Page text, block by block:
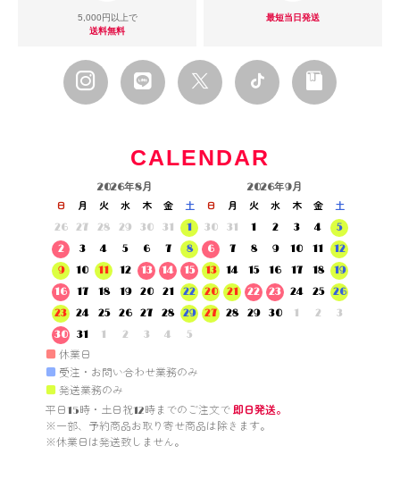
5,000円以上で
送料無料
最短当日発送
CALENDAR
2026年8月
日 月 火 水 木 金
土
26
27 28 29 30 31
1
2
3 4 5 6 7
8
9
10 11 12 13 14
15
16
17 18 19 20 21
22
23
24 25 26 27 28
29
30
31 1 2 3 4 5
2026年9月
日 月 火 水 木 金
土
30
31 1 2 3 4
5
6
7 8 9 10 11
12
13
14 15 16 17 18
19
20
21 22 23 24 25
26
27
28 29 30 1 2 3
■ 休業日
■ 受注・お問い合わせ業務のみ
■ 発送業務のみ
平日15時・土日祝12時までのご注文で 即日発送。
※一部、予約商品お取り寄せ商品は除きます。
※休業日は発送致しません。